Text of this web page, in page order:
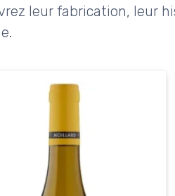
leur fabrication, leur